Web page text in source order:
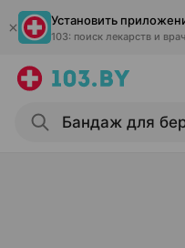
Установить
103: поиск лекарств и